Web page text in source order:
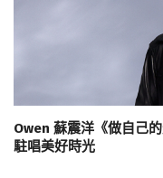
Owen 蘇震洋《做自己
駐唱美好時光